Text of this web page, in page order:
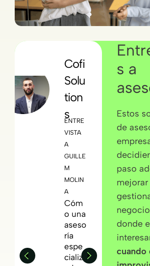
Cofi
Solu
tion
s
ENTRE
VISTA
A
GUILLE
M
MOLIN
A
Cóm
o una
aseso
ría
espe
cializ
s a
Estos
de
paso
donde
cuando